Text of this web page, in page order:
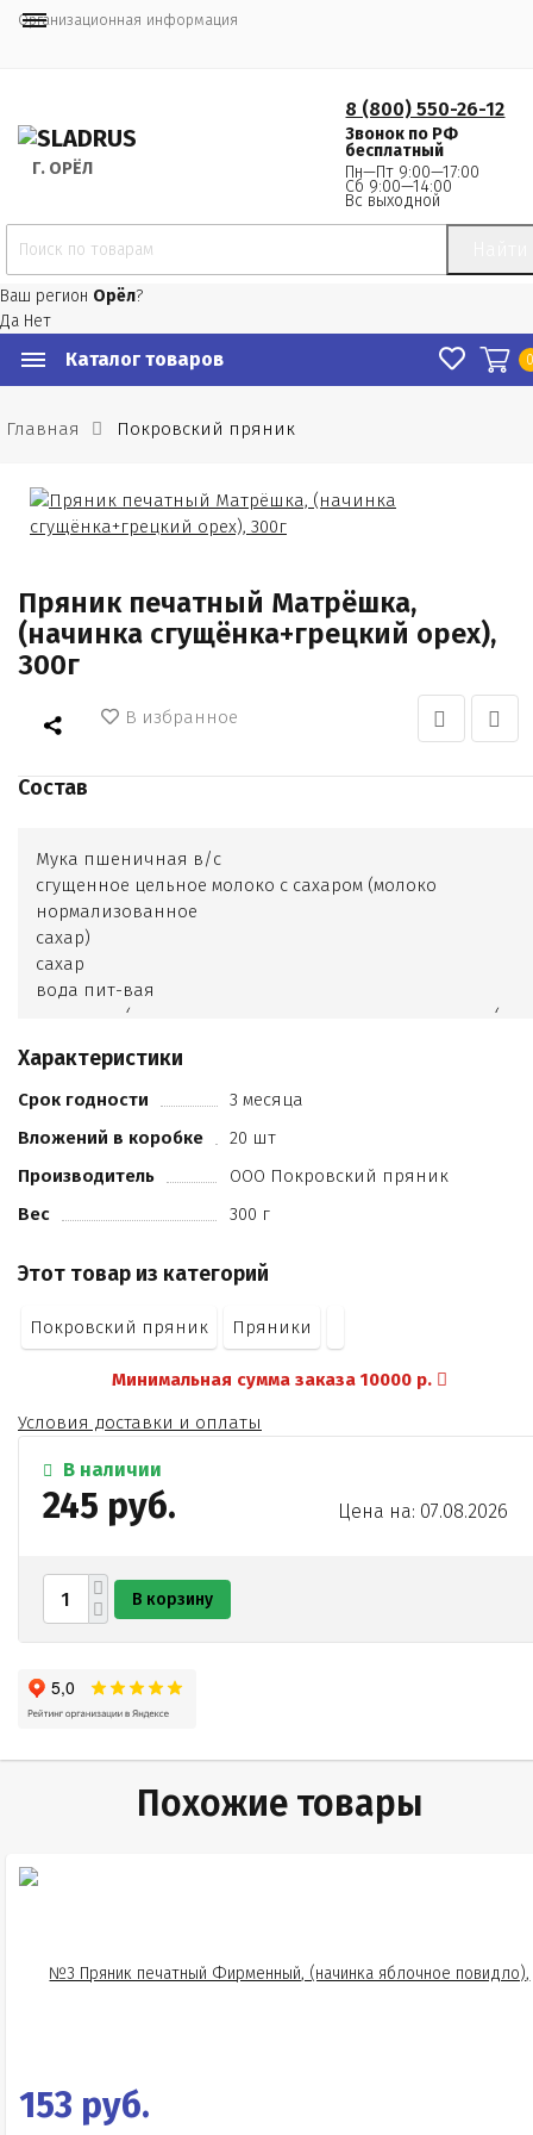
Организационная информация
Г. ОРЁЛ
8 (800) 550-26-12
Звонок по РФ
бесплатный
Пн—Пт 9:00—17:00
Сб 9:00—14:00
Вс выходной
Ваш регион Орёл?
Да Нет
Каталог товаров
Главная Покровский пряник
Пряник печатный Матрёшка,
(начинка сгущёнка+грецкий орех),
300г
В избранное
Состав
Мука пшеничная в/с
сгущенное цельное молоко с сахаром (молоко
нормализованное
сахар)
сахар
вода пит-вая
маргарин (масла растительные дезодорированные (в
переэтерифицированные)
орехи грецкие
масло подсолнечное
какао-порошок
порошок)
регулятор кислотности (лимон. кислота)
Характеристики
Срок годности
3 месяца
Вложений в коробке
20 шт
Производитель
ООО Покровский пряник
Вес
300 г
Этот товар из категорий
Покровский пряник Пряники
Минимальная сумма заказа 10000 р.
Условия доставки и оплаты
В наличии
245 руб. Цена на: 07.08.2026
В корзину
Похожие товары
153 руб.